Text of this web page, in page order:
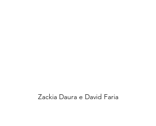
Zackia Daura e David Faria